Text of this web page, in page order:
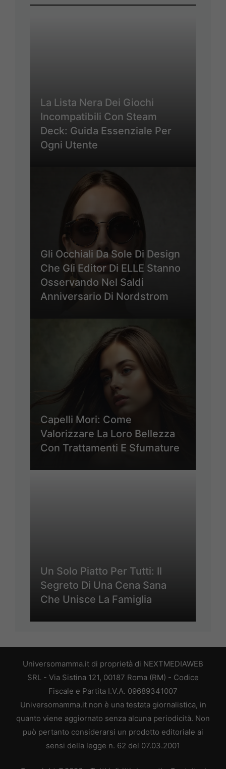
La Lista Nera Dei Giochi
Incompatibili Con Steam
Deck: Guida Essenziale Per
Ogni Utente
Gli Occhiali Da Sole Di Design
Che Gli Editor Di ELLE Stanno
Osservando Nel Saldi
Anniversario Di Nordstrom
Capelli Mori: Come
Valorizzare La Loro Bellezza
Con Trattamenti E Sfumature
Un Solo Piatto Per Tutti: Il
Segreto Di Una Cena Sana
Che Unisce La Famiglia
Universomamma.it di proprietà di NEXTMEDIAWEB
SRL - Via Sistina 121, 00187 Roma (RM) - Codice
Fiscale e Partita I.V.A. 09689341007
Universomamma.it non è una testata giornalistica, in
quanto viene aggiornato senza alcuna periodicità. Non
può pertanto considerarsi un prodotto editoriale ai
sensi della legge n. 62 del 07.03.2001